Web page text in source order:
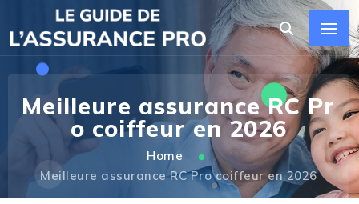
Meilleure assurance RC Pr
o coiffeur en 2026
Home
Meilleure assurance RC Pro coiffeur en 2026